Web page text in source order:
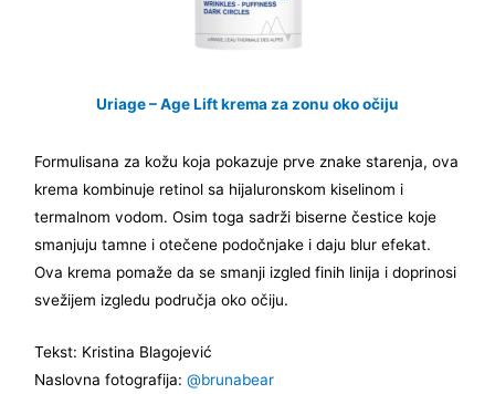
Uriage – Age Lift krema za zonu oko očiju
Formulisana za kožu koja pokazuje prve znake starenja, ova
krema kombinuje retinol sa hijaluronskom kiselinom i
termalnom vodom. Osim toga sadrži biserne čestice koje
smanjuju tamne i otečene podočnjake i daju blur efekat.
Ova krema pomaže da se smanji izgled finih linija i doprinosi
svežijem izgledu područja oko očiju.
Tekst: Kristina Blagojević
Naslovna fotografija:@brunabear